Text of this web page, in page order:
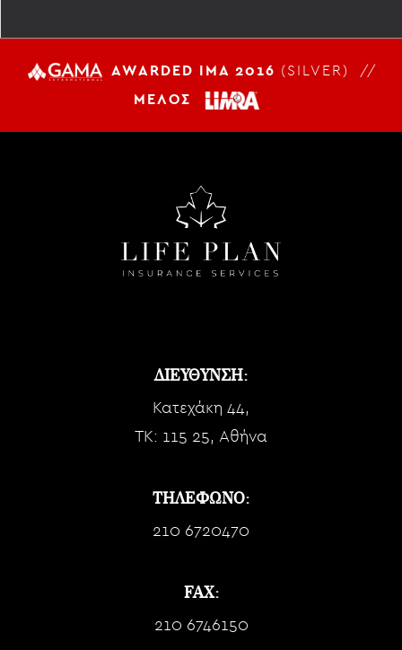
AWARDED IMA 2016 (SILVER) //
ΜΕΛΟΣ
ΔΙΕΥΘΥΝΣΗ:
Κατεχάκη 44,
TK: 115 25, Αθήνα
ΤΗΛΕΦΩΝΟ:
210 6720470
FAX:
210 6746150